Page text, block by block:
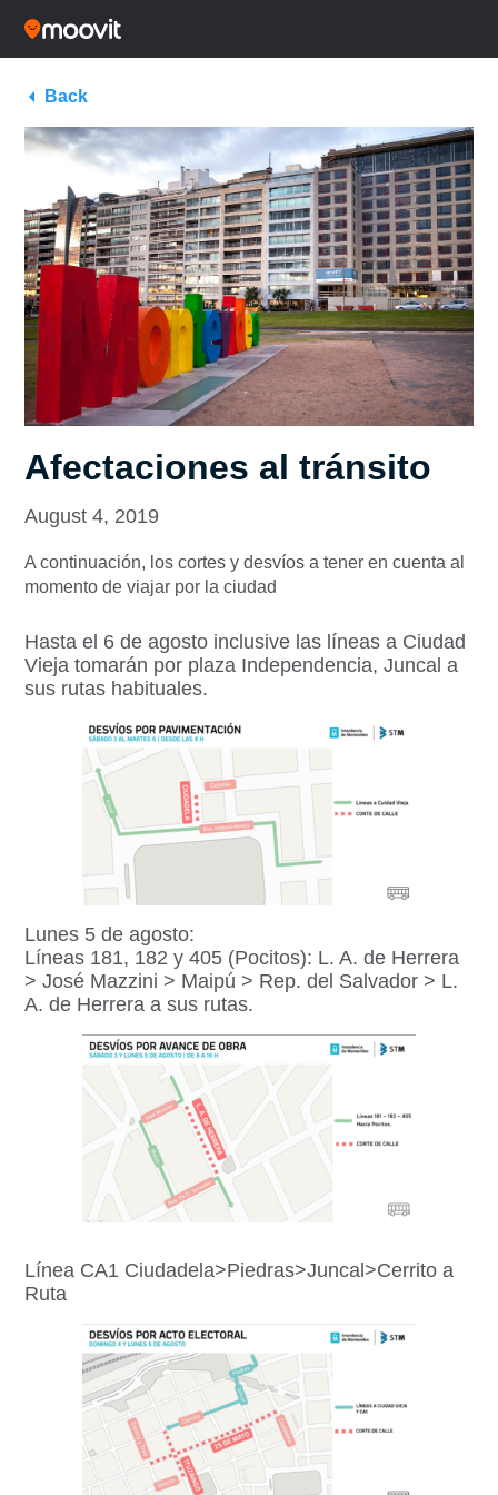
Back
Afectaciones al tránsito
August 4, 2019
A continuación, los cortes y desvíos a tener en cuenta al
momento de viajar por la ciudad
Hasta el 6 de agosto inclusive las líneas a Ciudad
Vieja tomarán por plaza Independencia, Juncal a
sus rutas habituales.
Lunes 5 de agosto:
Líneas 181, 182 y 405 (Pocitos): L. A. de Herrera
> José Mazzini > Maipú > Rep. del Salvador > L.
A. de Herrera a sus rutas.
Línea CA1 Ciudadela>Piedras>Juncal>Cerrito a
Ruta